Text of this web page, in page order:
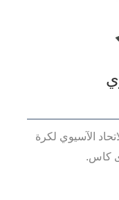
الآسيوي لكرة
كاس.